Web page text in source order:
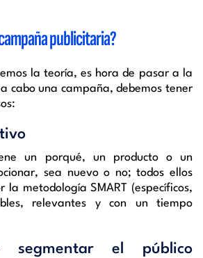
publicitaria?
la teoría, es hora de pasar a la
cabo una campaña, debemos tener
un porqué, un producto o un
sea nuevo o no; todos ellos
la metodología SMART (específicos,
relevantes y con un tiempo
segmentar el público